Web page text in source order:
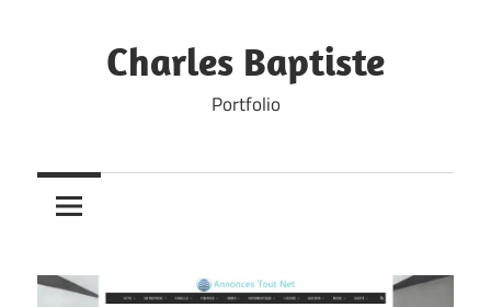
Charles Baptiste
Portfolio